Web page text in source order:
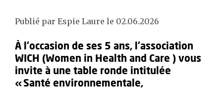
Publié par Espie Laure le 02.06.2026
À l’occasion de ses 5 ans, l’association
WICH (Women in Health and Care ) vous
invite à une table ronde intitulée
« Santé environnementale,